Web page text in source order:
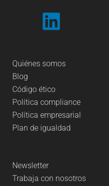
Quiénes somos
Blog
Código ético
Política compliance
Política empresarial
Plan de igualdad
Newsletter
Trabaja con nosotros